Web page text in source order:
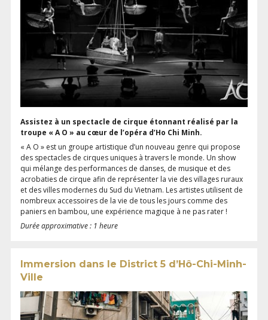
Assistez à un spectacle de cirque étonnant réalisé par la
troupe « A O » au cœur de l’opéra d’Ho Chi Minh.
« A O » est un groupe artistique d’un nouveau genre qui propose
des spectacles de cirques uniques à travers le monde. Un show
qui mélange des performances de danses, de musique et des
acrobaties de cirque afin de représenter la vie des villages ruraux
et des villes modernes du Sud du Vietnam. Les artistes utilisent de
nombreux accessoires de la vie de tous les jours comme des
paniers en bambou, une expérience magique à ne pas rater !
Durée approximative : 1 heure
Immersion dans le District 5 d’Hô-Chi-Minh-
Ville